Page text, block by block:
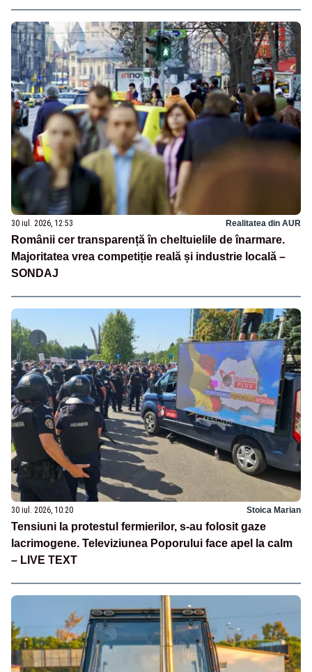
30 iul. 2026, 12:53 Realitatea din AUR
Românii cer transparență în cheltuielile de înarmare.
Majoritatea vrea competiție reală și industrie locală –
SONDAJ
30 iul. 2026, 10:20 Stoica Marian
Tensiuni la protestul fermierilor, s-au folosit gaze
lacrimogene. Televiziunea Poporului face apel la calm
– LIVE TEXT